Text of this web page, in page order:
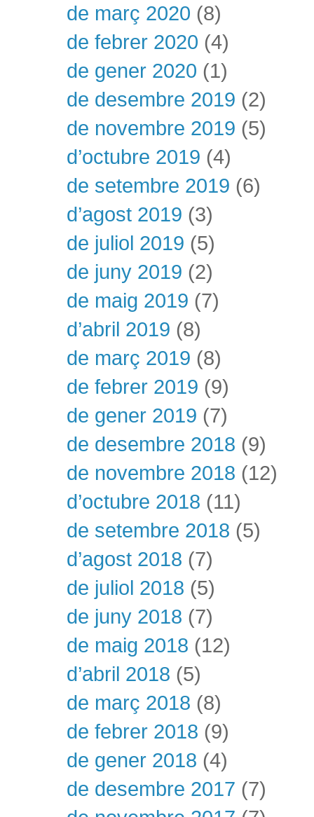
de març 2020 (8)
de febrer 2020 (4)
de gener 2020 (1)
de desembre 2019 (2)
de novembre 2019 (5)
d’octubre 2019 (4)
de setembre 2019 (6)
d’agost 2019 (3)
de juliol 2019 (5)
de juny 2019 (2)
de maig 2019 (7)
d’abril 2019 (8)
de març 2019 (8)
de febrer 2019 (9)
de gener 2019 (7)
de desembre 2018 (9)
de novembre 2018 (12)
d’octubre 2018 (11)
de setembre 2018 (5)
d’agost 2018 (7)
de juliol 2018 (5)
de juny 2018 (7)
de maig 2018 (12)
d’abril 2018 (5)
de març 2018 (8)
de febrer 2018 (9)
de gener 2018 (4)
de desembre 2017 (7)